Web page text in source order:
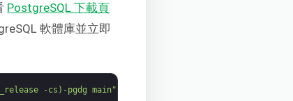
PostgreSQL 下載頁
軟體庫並立即
-cs)-pgdg main" > /etc/apt/sources.list.d/pgdg.list'